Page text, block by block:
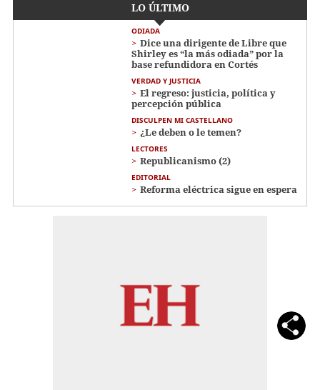
LO ÚLTIMO
ODIADA
Dice una dirigente de Libre que
Shirley es “la más odiada” por la
base refundidora en Cortés
VERDAD Y JUSTICIA
El regreso: justicia, política y
percepción pública
DISCULPEN MI CASTELLANO
¿Le deben o le temen?
LECTORES
Republicanismo (2)
EDITORIAL
Reforma eléctrica sigue en espera